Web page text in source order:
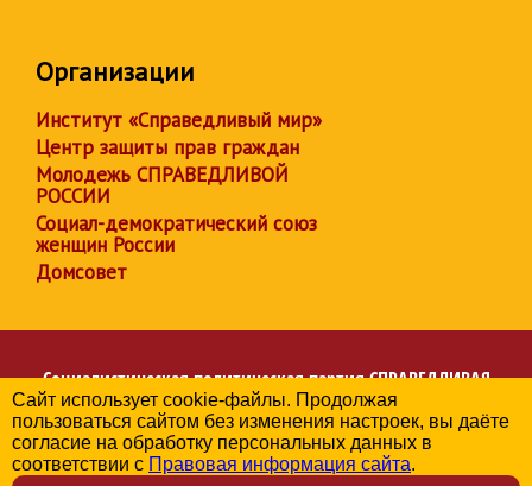
Организации
Институт «Справедливый мир»
Центр защиты прав граждан
Молодежь СПРАВЕДЛИВОЙ
РОССИИ
Социал-демократический союз
женщин России
Домсовет
Социалистическая политическая партияСПРАВЕДЛИВАЯ
РОССИЯ
Региональное отделение партии в Брянской области
© 2006-2026
Сайт использует cookie-файлы. Продолжая
пользоваться сайтом без изменения настроек, вы даёте
согласие на обработку персональных данных в
соответствии с Правовая информация сайта.